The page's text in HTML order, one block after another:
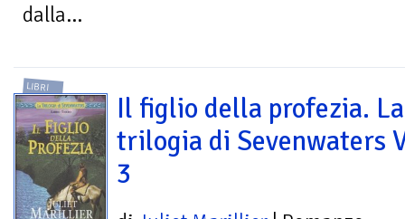
dalla...
LIBRI
Il figlio della profezia. La
trilogia di Sevenwaters
3